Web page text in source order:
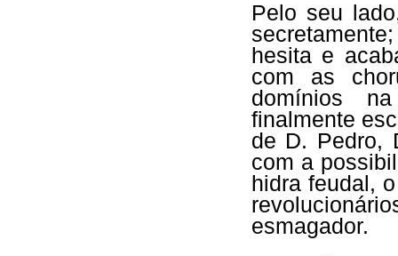
Pelo seu
hesita e
com as
domínios
finalmente
de D. Pedro,
com a
hidra feudal,
esmagador.